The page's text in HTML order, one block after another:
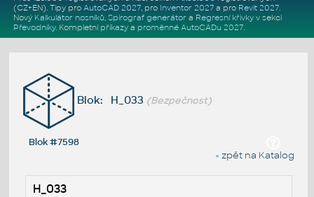
(CZ+EN). Tipy pro AutoCAD 2027, pro Inventor 2027a pro Revit 2027.
Nový Kalkulátor nosníků, Spirograf generátor a Regresní křivkyv sekci
Převodníky. Kompletní příkazya proměnné AutoCADu 2027.
Blok: H_033 (Bezpečnost)
Blok #7598
« zpět na Katalog
H_033